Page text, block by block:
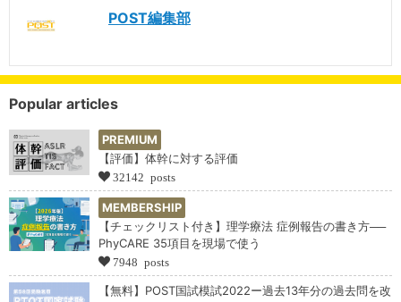
POST編集部
Popular articles
PREMIUM
【評価】体幹に対する評価
32142 posts
MEMBERSHIP
【チェックリスト付き】理学療法 症例報告の書き方──
PhyCARE 35項目を現場で使う
7948 posts
【無料】POST国試模試2022ー過去13年分の過去問を改